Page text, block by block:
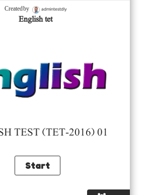
Created by admintestdly
English tet
TEST (TET-2016) 01